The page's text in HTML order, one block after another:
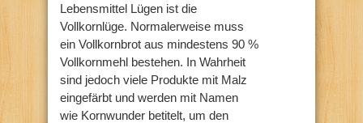
Lebensmittel Lügen ist die
Vollkornlüge. Normalerweise muss
ein Vollkornbrot aus mindestens 90 %
Vollkornmehl bestehen. In Wahrheit
sind jedoch viele Produkte mit Malz
eingefärbt und werden mit Namen
wie Kornwunder betitelt, um den